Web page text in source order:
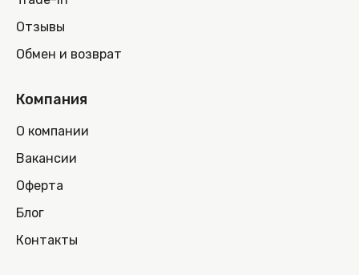
Отзывы
Обмен и возврат
Компания
О компании
Вакансии
Оферта
Блог
Контакты